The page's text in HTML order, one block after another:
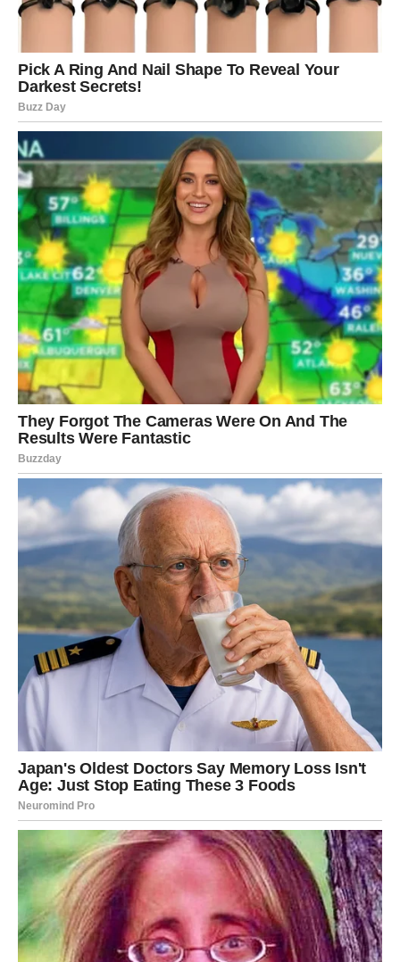
ljubavi dolazi spontanost, a u životu nova inspiracija.
Poruka sudbine:Kada se raduješ malim stvarima, velike
same dolaze.
Ribe – Emotivna čuda i duboka
ispunjenost
Ribe ulaze u period u kome sudbina donosi emotivna
iznenađenja. Ovo su meseci u kojima se srce puni, a rane
zaceljuju.
Kakva iznenađenja dolaze:
Ljubavna nežnost i razumevanje
Susret koji deluje sudbinski
Unutrašnji mir koji nisi osećao dugo
Ribe mogu biti iznenađene koliko su voljene i koliko ih
neko vidi. Ovo je period u kome intuicija vodi bez greške.
Poruka sudbine:Ono što si davao iz srca – sada ti se
vraća.